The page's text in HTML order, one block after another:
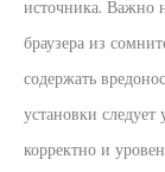
источника. Важно
браузера из
содержать
установки следует
корректно и